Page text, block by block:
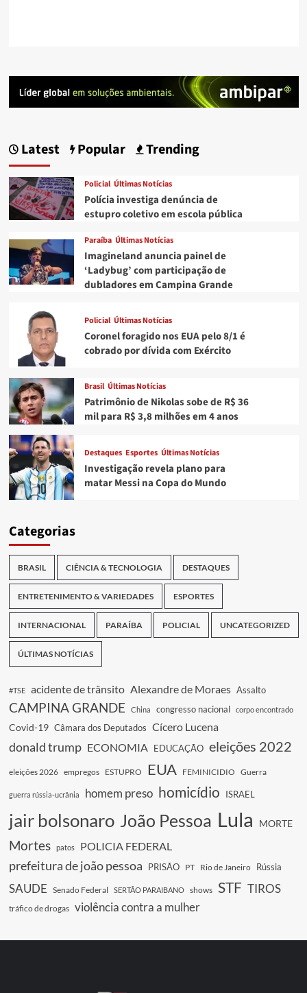
Latest Popular Trending
Policial Últimas Notícias
Polícia investiga denúncia de
estupro coletivo em escola pública
Paraíba Últimas Notícias
Imagineland anuncia painel de
‘Ladybug’ com participação de
dubladores em Campina Grande
Policial Últimas Notícias
Coronel foragido nos EUA pelo 8/1 é
cobrado por dívida com Exército
Brasil Últimas Notícias
Patrimônio de Nikolas sobe de R$ 36
mil para R$ 3,8 milhões em 4 anos
Destaques Esportes Últimas Notícias
Investigação revela plano para
matar Messi na Copa do Mundo
Categorias
BRASIL CIÊNCIA & TECNOLOGIA DESTAQUES
ENTRETENIMENTO & VARIEDADES ESPORTES
INTERNACIONAL PARAÍBA POLICIAL UNCATEGORIZED
ÚLTIMAS NOTÍCIAS
#TSE acidente de trânsito Alexandre de Moraes Assalto
CAMPINA GRANDE China congresso nacional corpo encontrado
Covid-19 Câmara dos Deputados Cícero Lucena
donald trump ECONOMIA EDUCAÇÃO eleições 2022
eleições 2026 empregos ESTUPRO EUA FEMINICIDIO Guerra
guerra rússia-ucrânia homem preso homicídio ISRAEL
jair bolsonaro João Pessoa Lula MORTE
Mortes patos POLICIA FEDERAL
prefeitura de joão pessoa PRISÃO PT Rio de Janeiro Rússia
SAUDE Senado Federal SERTÃO PARAIBANO shows STF TIROS
tráfico de drogas violência contra a mulher